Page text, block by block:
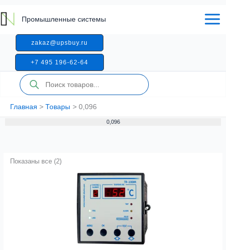
к
содержимому
Промышленные системы
zakaz@upsbuy.ru
+7 495 196-62-64
Поиск
товаров
Главная Товары 0,096
0,096
Показаны все (2)